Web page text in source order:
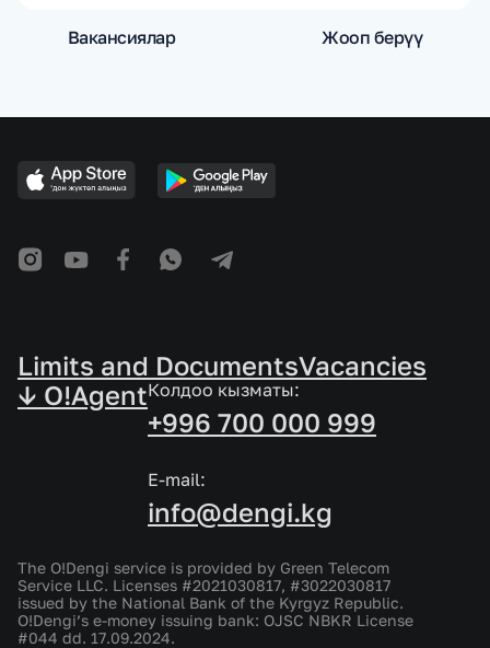
Вакансиялар Жооп берүү
Limits and DocumentsVacancies
↓ O!AgentКолдоо кызматы:
+996 700 000 999
E-mail:
info@dengi.kg
The O!Dengi service is provided by Green Telecom
Service LLC. Licenses #2021030817, #3022030817
issued by the National Bank of the Kyrgyz Republic.
O!Dengi’s e-money issuing bank: OJSC NBKR License
#044 dd. 17.09.2024.